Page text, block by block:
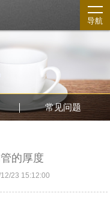
导航
常见问题
的厚度
23 15:12:00